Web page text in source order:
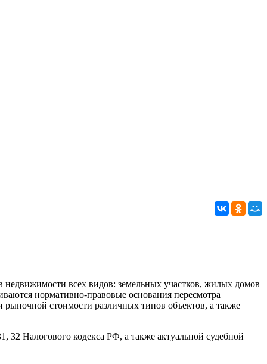
недвижимости всех видов: земельных участков, жилых домов
нормативно-правовые основания пересмотра
рыночной стоимости различных типов объектов, а также
32 Налогового кодекса РФ, а также актуальной судебной